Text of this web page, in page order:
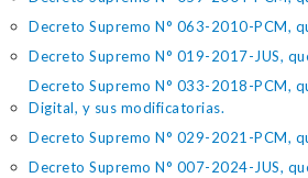
Decreto Supremo N° 063-2010-PCM,
Decreto Supremo N° 019-2017-JUS,
Decreto Supremo N° 033-2018-PCM,
Digital, y sus modificatorias.
Decreto Supremo N° 029-2021-PCM,
Decreto Supremo N° 007-2024-JUS,